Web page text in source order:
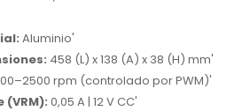
Aluminio'
458 (L) x 138 (A) x 38 (H) mm'
rpm (controlado por PWM)'
0,05 A | 12 V CC'